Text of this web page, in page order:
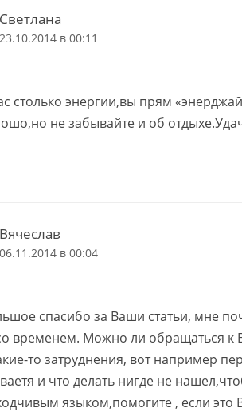
Светлана
23.10.2014 в 00:11
столько энергии,вы прям
не забывайте и об
Вячеслав
06.11.2014 в 00:04
спасибо за Ваши статьи, мне
временем. Можно ли обращаться к
то затруднения, вот например
и что делать нигде не
языком,помогите , если это